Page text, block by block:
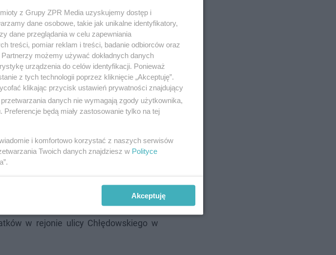
Rejonowej dla
śledztwa
karnego – tj.
na własne życie
prokurator
Ich telefony przestały działać od
w rejonie ulicy Chłędowskiego w
z Grupy ZPR Media uzyskujemy dostęp i
dane osobowe, takie jak unikalne identyfikatory,
dane przeglądania w celu zapewniania
treści, pomiar reklam i treści, badanie odbiorców oraz
możemy używać dokładnych danych
urządzenia do celów identyfikacji. Ponieważ
z tych technologii poprzez kliknięcie „Akceptuję”.
klikając przycisk ustawień prywatności znajdujący
danych nie wymagają zgody użytkownika,
będą miały zastosowanie tylko na tej
i komfortowo korzystać z naszych serwisów
Twoich danych znajdziesz w Polityce
Akceptuję